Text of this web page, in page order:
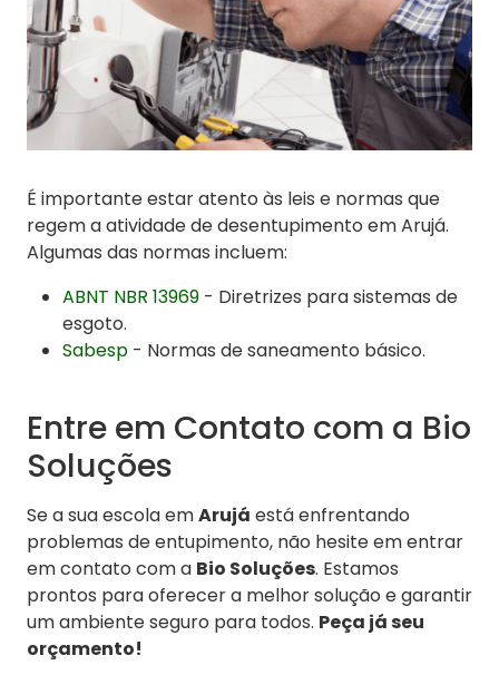
É importante estar atento às leis e normas que
regem a atividade de desentupimento em Arujá.
Algumas das normas incluem:
ABNT NBR 13969 - Diretrizes para sistemas de
esgoto.
Sabesp - Normas de saneamento básico.
Entre em Contato com a Bio
Soluções
Se a sua escola emArujá está enfrentando
problemas de entupimento, não hesite em entrar
em contato com a Bio Soluções. Estamos
prontos para oferecer a melhor solução e garantir
um ambiente seguro para todos. Peça já seu
orçamento!